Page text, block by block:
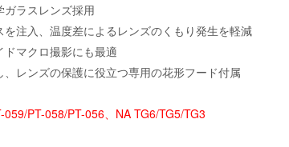
ラスレンズ採用
注入、温度差によるレンズのくもり発生を軽減
マクロ撮影にも最適
レンズの保護に役立つ専用の花形フード付属
PT-058/PT-056、NA TG6/TG5/TG3